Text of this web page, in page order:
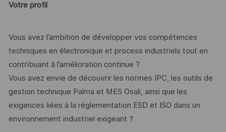
Votre profil
Vous avez l’ambition de développer vos compétences
techniques en électronique et process industriels tout en
contribuant à l’amélioration continue ?
Vous avez envie de découvrir les normes IPC, les outils de
gestion technique Palma et MES Osali, ainsi que les
exigences liées à la réglementation ESD et ISO dans un
environnement industriel exigeant ?